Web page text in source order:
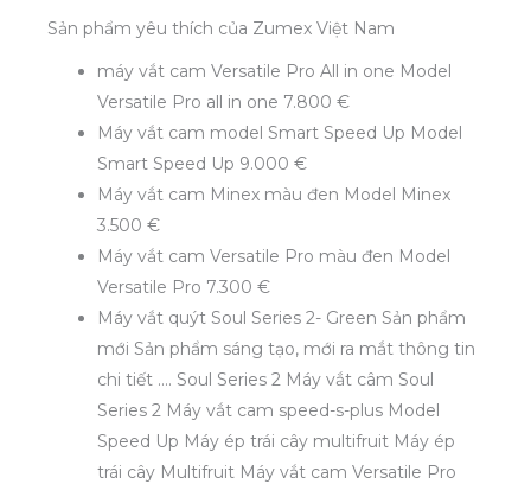
Sản phẩm yêu thích của Zumex Việt Nam
máy vắt cam Versatile Pro All in one Model
Versatile Pro all in one 7.800 €
Máy vắt cam model Smart Speed Up Model
Smart Speed Up 9.000 €
Máy vắt cam Minex màu đen Model Minex
3.500 €
Máy vắt cam Versatile Pro màu đen Model
Versatile Pro 7.300 €
Máy vắt quýt Soul Series 2- Green Sản phẩm
mới Sản phẩm sáng tạo, mới ra mắt thông tin
chi tiết …. Soul Series 2 Máy vắt câm Soul
Series 2 Máy vắt cam speed-s-plus Model
Speed Up Máy ép trái cây multifruit Máy ép
trái cây Multifruit Máy vắt cam Versatile Pro